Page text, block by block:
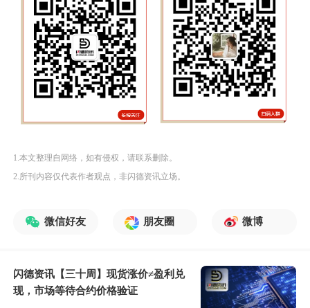
1.本文整理自网络，如有侵权，请联系删除。
2.所刊内容仅代表作者观点，非闪德资讯立场。
微信好友 朋友圈 微博
闪德资讯【三十周】现货涨价≠盈利兑
现，市场等待合约价格验证